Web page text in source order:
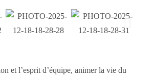
et l’esprit d’équipe, animer la vie du